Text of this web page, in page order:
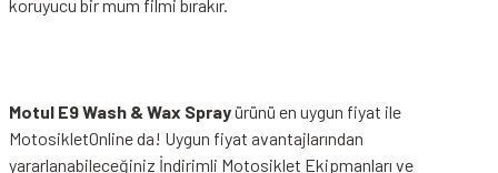
koruyucu bir mum filmi bırakır.
Motul E9 Wash & Wax Sprayürünü en uygun fiyat ile
MotosikletOnline da! Uygun fiyat avantajlarından
yararlanabileceğiniz İndirimli Motosiklet Ekipmanları ve